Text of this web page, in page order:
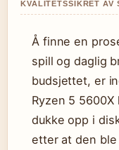
KVALITETSSIKRET AV
Å finne en
spill og daglig
budsjettet, er
Ryzen 5
dukke opp i
etter at den